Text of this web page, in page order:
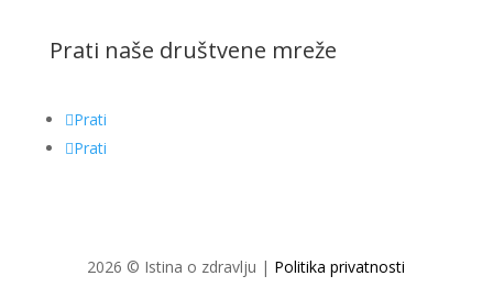
Prati naše društvene mreže
Prati
Prati
2026 © Istina o zdravlju | Politika privatnosti